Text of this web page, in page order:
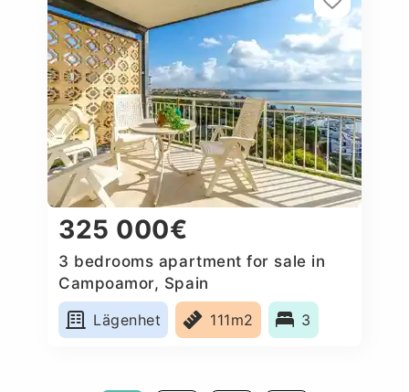
325 000€
3 bedrooms apartment for sale in
Campoamor, Spain
Lägenhet
111m2 3